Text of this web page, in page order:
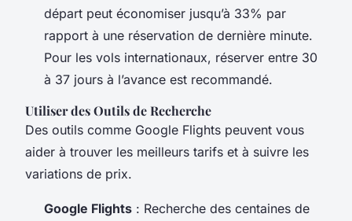
départ peut économiser jusqu’à 33% par
rapport à une réservation de dernière minute.
Pour les vols internationaux, réserver entre 30
à 37 jours à l’avance est recommandé.
Utiliser des Outils de Recherche
Des outils comme Google Flights peuvent vous
aider à trouver les meilleurs tarifs et à suivre les
variations de prix.
Google Flights : Recherche des centaines de